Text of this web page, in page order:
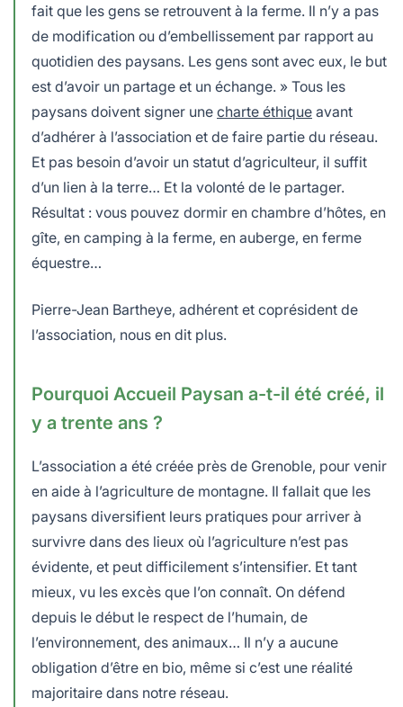
fait que les gens se retrouvent à la ferme. Il n’y a pas
de modification ou d’embellissement par rapport au
quotidien des paysans. Les gens sont avec eux, le but
est d’avoir un partage et un échange. » Tous les
paysans doivent signer une charte éthique avant
d’adhérer à l’association et de faire partie du réseau.
Et pas besoin d’avoir un statut d’agriculteur, il suffit
d’un lien à la terre… Et la volonté de le partager.
Résultat : vous pouvez dormir en chambre d’hôtes, en
gîte, en camping à la ferme, en auberge, en ferme
équestre…
Pierre-Jean Bartheye, adhérent et coprésident de
l’association, nous en dit plus.
Pourquoi Accueil Paysan a-t-il été créé, il
y a trente ans ?
L’association a été créée près de Grenoble, pour venir
en aide à l’agriculture de montagne. Il fallait que les
paysans diversifient leurs pratiques pour arriver à
survivre dans des lieux où l’agriculture n’est pas
évidente, et peut difficilement s’intensifier. Et tant
mieux, vu les excès que l’on connaît. On défend
depuis le début le respect de l’humain, de
l’environnement, des animaux… Il n’y a aucune
obligation d’être en bio, même si c’est une réalité
majoritaire dans notre réseau.